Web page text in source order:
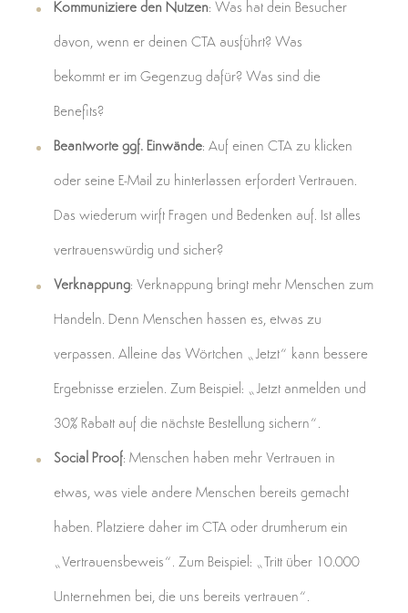
Kommuniziere den Nutzen: Was hat dein Besucher
davon, wenn er deinen CTA ausführt? Was
bekommt er im Gegenzug dafür? Was sind die
Benefits?
Beantworte ggf. Einwände: Auf einen CTA zu klicken
oder seine E-Mail zu hinterlassen erfordert Vertrauen.
Das wiederum wirft Fragen und Bedenken auf. Ist alles
vertrauenswürdig und sicher?
Verknappung: Verknappung bringt mehr Menschen zum
Handeln. Denn Menschen hassen es, etwas zu
verpassen. Alleine das Wörtchen „Jetzt“ kann bessere
Ergebnisse erzielen. Zum Beispiel: „Jetzt anmelden und
30% Rabatt auf die nächste Bestellung sichern“.
Social Proof: Menschen haben mehr Vertrauen in
etwas, was viele andere Menschen bereits gemacht
haben. Platziere daher im CTA oder drumherum ein
„Vertrauensbeweis“. Zum Beispiel: „Tritt über 10.000
Unternehmen bei, die uns bereits vertrauen“.